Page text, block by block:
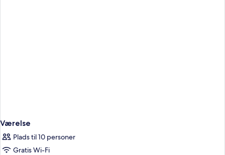
Værelse
Plads til 10 personer
Gratis Wi-Fi